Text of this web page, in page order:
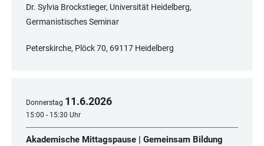
Dr. Sylvia Brockstieger, Universität Heidelberg,
Germanistisches Seminar
Peterskirche, Plöck 70, 69117 Heidelberg
Donnerstag 11.6.2026
15:00 - 15:30 Uhr
Akademische Mittagspause | Gemeinsam Bildung